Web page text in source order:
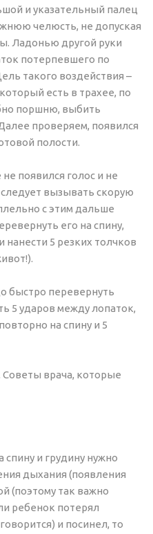
и указательный палец
челюсть, не допуская
Ладонью другой руки
потерпевшего по
такого воздействия –
есть в трахее, по
поршню, выбить
проверяем, появился
полости.
появился голос и не
вызывать скорую
с этим дальше
его на спину,
5 резких толчков
быстро перевернуть
5 ударов между лопаток,
на спину и 5
Cоветы врача, которые
и грудину нужно
дыхания (появления
(поэтому так важно
ребенок потерял
и посинел, то